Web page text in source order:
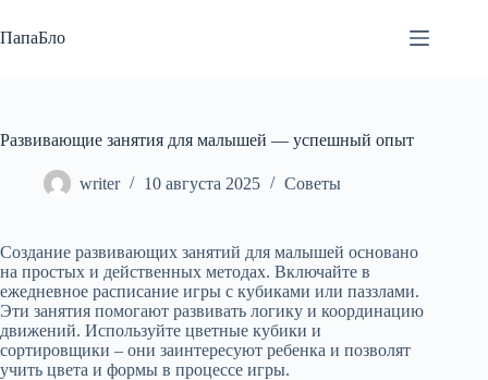
к
сути
ПапаБло
Развивающие занятия для малышей — успешный опыт
writer 10 августа 2025 Советы
Создание развивающих занятий для малышей основано
на простых и действенных методах. Включайте в
ежедневное расписание игры с кубиками или паззлами.
Эти занятия помогают развивать логику и координацию
движений. Используйте цветные кубики и
сортировщики – они заинтересуют ребенка и позволят
учить цвета и формы в процессе игры.